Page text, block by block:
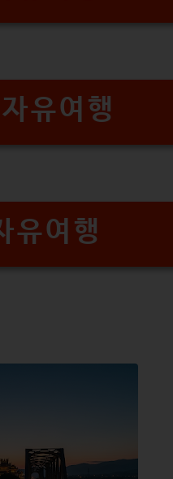
유여행
유여행